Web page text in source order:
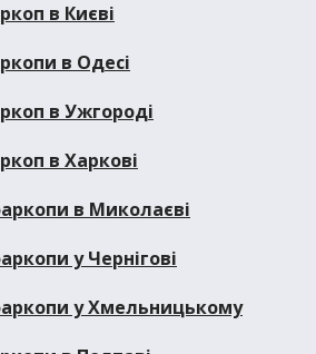
в Києві
в Одесі
в Ужгороді
в Харкові
в Миколаєві
у Чернігові
у Хмельницькому